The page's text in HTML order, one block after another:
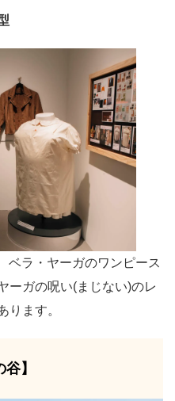
ベラ・ヤーガのワンピース
ーガの呪い(まじない)のレ
ります。
】